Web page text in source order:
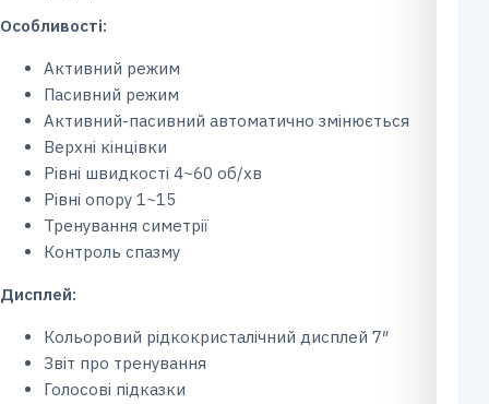
Особливості:
Активний режим
Пасивний режим
Активний-пасивний автоматично змінюється
Верхні кінцівки
Рівні швидкості 4~60 об/хв
Рівні опору 1~15
Тренування симетрії
Контроль спазму
Дисплей:
Кольоровий рідкокристалічний дисплей 7″
Звіт про тренування
Голосові підказки